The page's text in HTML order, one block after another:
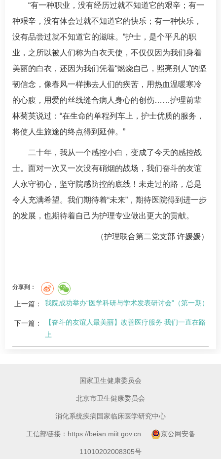
“有一种职业，没有经历过就不知道它的艰辛；有一
种艰辛，没有体会过就不知道它的快乐；有一种快乐，
没有品尝过就不知道它的滋味。”护士，是个平凡的职
业，之所以被人们称为白衣天使，不仅仅因为我们身着
美丽的白衣，还因为我们凭着“燃烧自己，照亮别人”的坚
韧信念，像春风一样拂去人们的疾苦，用热血温暖寒冷
的心腹，用爱的丝线缝合病人身心的创伤……护理前辈
林菊英说过：“在生命的单程列车上，护士优质的服务，
将使人生旅途的终点得到延伸。”
二十年，我从一个感控小白，变成了今天的感控战
士。面对一次又一次没有硝烟的战场，我们奋斗的友谊
人永守初心，坚守院感防控的底线！未走过的路，总是
令人充满希望。我们期待着“未来”，期待医院得到进一步
的发展，也期待着自己为护理专业做出更大的贡献。
（护理联合第二党支部 许媛媛）
分享到：
上一篇： 我院成功举办“医学科研与学术发表研讨会”（第一期）
下一篇：
【奋斗的友谊人最美丽】改善医疗服务 我们一直在路
上
国家卫生健康委员会
北京市卫生健康委员会
消化系统疾病国家临床医学研究中心
工信部链接：https://beian.miit.gov.cn 京公网安备
11010202008305号